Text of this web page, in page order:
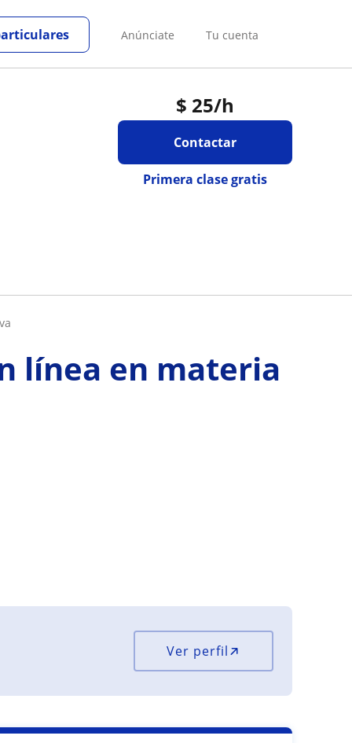
Anúnciate Tu cuenta
$ 25/h
Contactar
Primera clase gratis
línea en materia
Ver perfil